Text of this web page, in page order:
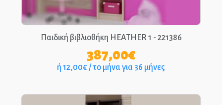
Παιδική βιβλιοθήκη HEATHER 1 - 221386
387,00€
ή 12,00€ / το μήνα για 36 μήνες